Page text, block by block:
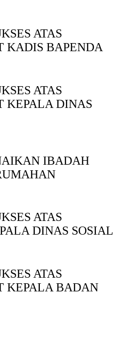
ATAS
KADIS BAPENDA
ATAS
KEPALA DINAS
IBADAH
ATAS
DINAS SOSIAL
ATAS
KEPALA BADAN